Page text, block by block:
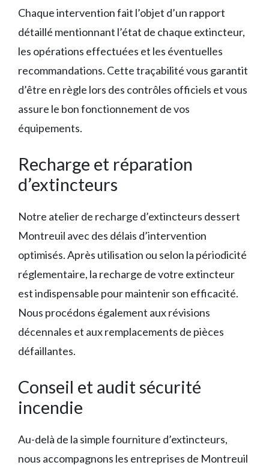
Chaque intervention fait l’objet d’un rapport
détaillé mentionnant l’état de chaque extincteur,
les opérations effectuées et les éventuelles
recommandations. Cette traçabilité vous garantit
d’être en règle lors des contrôles officiels et vous
assure le bon fonctionnement de vos
équipements.
Recharge et réparation
d’extincteurs
Notre atelier de recharge d’extincteurs dessert
Montreuil avec des délais d’intervention
optimisés. Après utilisation ou selon la périodicité
réglementaire, la recharge de votre extincteur
est indispensable pour maintenir son efficacité.
Nous procédons également aux révisions
décennales et aux remplacements de pièces
défaillantes.
Conseil et audit sécurité
incendie
Au-delà de la simple fourniture d’extincteurs,
nous accompagnons les entreprises de Montreuil